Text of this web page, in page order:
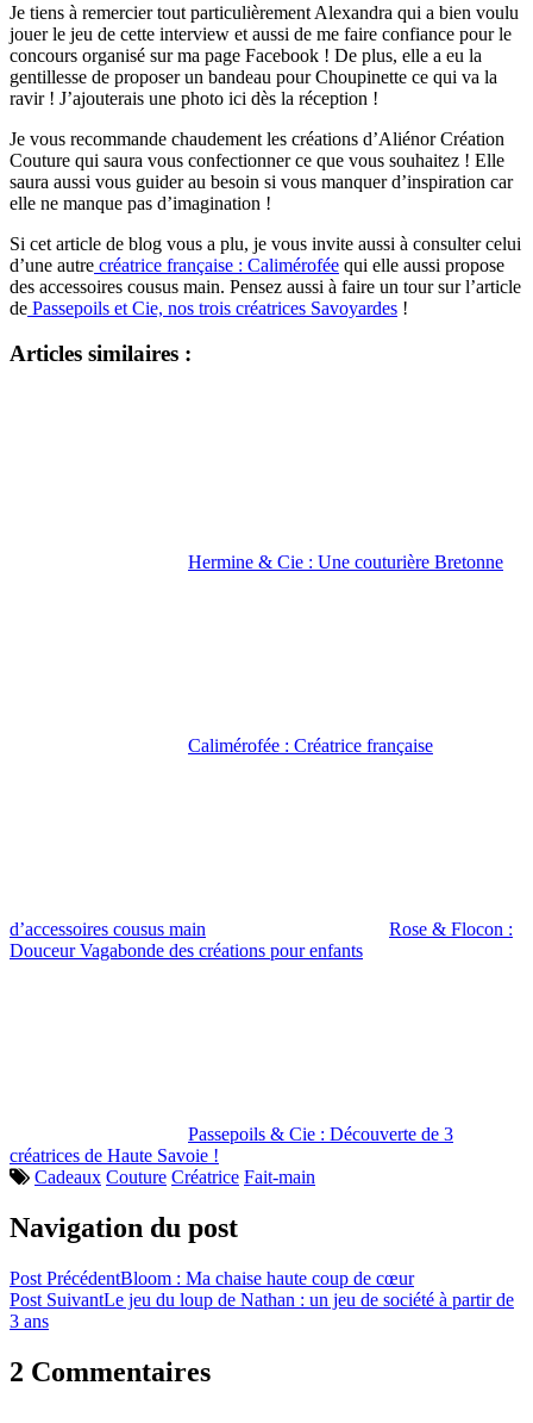
Je tiens à remercier tout particulièrement Alexandra qui a bien voulu
jouer le jeu de cette interview et aussi de me faire confiance pour le
concours organisé sur ma page Facebook ! De plus, elle a eu la
gentillesse de proposer un bandeau pour Choupinette ce qui va la
ravir ! J’ajouterais une photo ici dès la réception !
Je vous recommande chaudement les créations d’Aliénor Création
Couture qui saura vous confectionner ce que vous souhaitez ! Elle
saura aussi vous guider au besoin si vous manquer d’inspiration car
elle ne manque pas d’imagination !
Si cet article de blog vous a plu, je vous invite aussi à consulter celui
d’une autre créatrice française : Calimérofée qui elle aussi propose
des accessoires cousus main. Pensez aussi à faire un tour sur l’article
de Passepoils et Cie, nos trois créatrices Savoyardes !
Articles similaires :
Hermine & Cie : Une couturière Bretonne
Calimérofée : Créatrice française
d’accessoires cousus main
Rose & Flocon :
Douceur Vagabonde des créations pour enfants
Passepoils & Cie : Découverte de 3
créatrices de Haute Savoie !
Cadeaux Couture Créatrice Fait-main
Navigation du post
Post PrécédentBloom : Ma chaise haute coup de cœur
Post SuivantLe jeu du loup de Nathan : un jeu de société à partir de
3 ans
2 Commentaires